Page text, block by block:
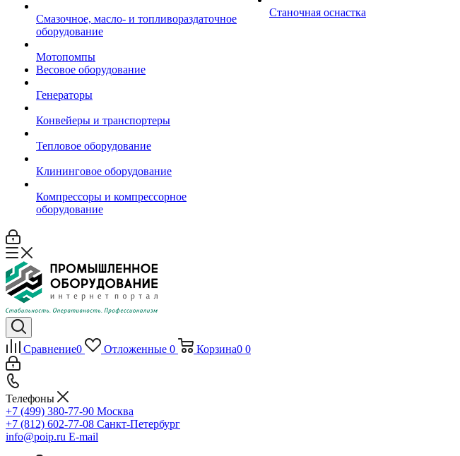
Смазочное, масло- и топливораздаточное
оборудование
Мотопомпы
Весовое оборудование
Генераторы
Конвейеры и транспортеры
Тепловое оборудование
Клининговое оборудование
Компрессоры и компрессорное
оборудование
Станочная оснастка
Сравнение0 Отложенные 0 Корзина0 0
Телефоны
+7 (499) 380-77-90 Москва
+7 (812) 602-77-08 Санкт-Петербург
info@poip.ru E-mail